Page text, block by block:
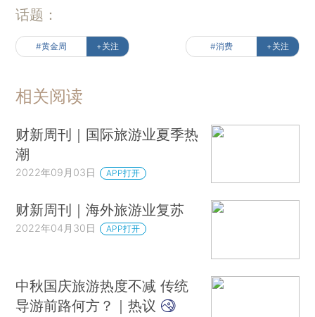
话题：
#黄金周 +关注 #消费 +关注
相关阅读
财新周刊｜国际旅游业夏季热
潮
2022年09月03日 APP打开
财新周刊｜海外旅游业复苏
2022年04月30日 APP打开
中秋国庆旅游热度不减 传统
导游前路何方？｜热议